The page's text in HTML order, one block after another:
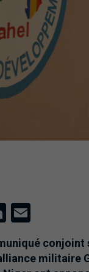
LinkedIn
Email
conjoint
militaire